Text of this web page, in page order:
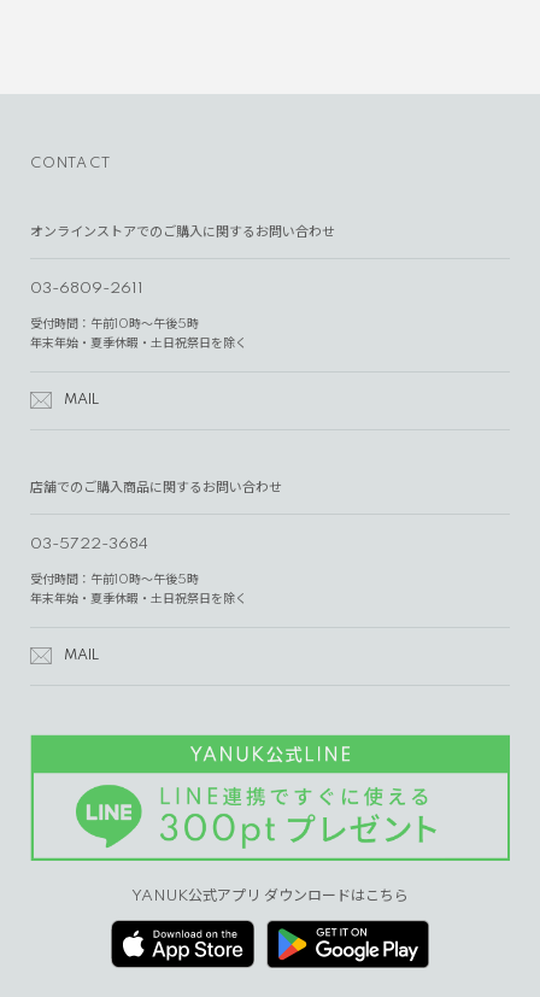
CONTACT
オンラインストアでのご購入に関するお問い合わせ
03-6809-2611
受付時間：午前10時～午後5時
年末年始・夏季休暇・土日祝祭日を除く
MAIL
店舗でのご購入商品に関するお問い合わせ
03-5722-3684
受付時間：午前10時～午後5時
年末年始・夏季休暇・土日祝祭日を除く
MAIL
YANUK公式アプリ ダウンロードはこちら